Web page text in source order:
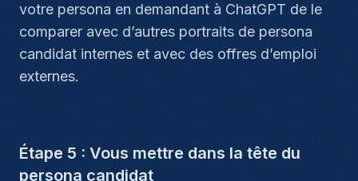
votre persona en demandant à ChatGPT de le
comparer avec d’autres portraits de persona
candidat internes et avec des offres d’emploi
externes.
Étape 5 : Vous mettre dans la tête du
persona candidat